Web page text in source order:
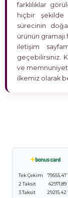
farklılıklar
hiçbir
sürecinin
ürünün gramajı
iletişim
geçebilirsiniz.
ve memnuniyet
ilkemiz olarak
Tek Çekim
79555,47
2 Taksit
42971,89
3 Taksit
29215,42